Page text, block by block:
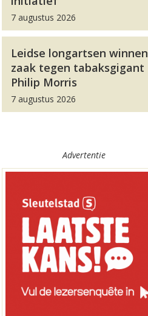
7 augustus 2026
Leidse longartsen winnen
zaak tegen tabaksgigant
Philip Morris
7 augustus 2026
Advertentie